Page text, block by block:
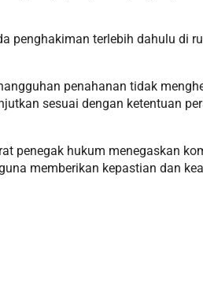
penghakiman terlebih dahulu di
penahanan tidak
sesuai dengan ketentuan
penegak hukum menegaskan
memberikan kepastian dan